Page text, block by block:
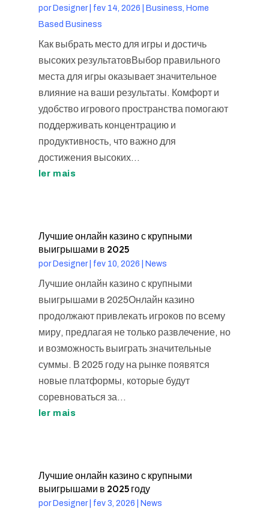
por Designer| fev 14, 2026
Business, Home
Based Business
Как выбрать место для игры и достичь
высоких результатовВыбор правильного
места для игры оказывает значительное
влияние на ваши результаты. Комфорт и
удобство игрового пространства помогают
поддерживать концентрацию и
продуктивность, что важно для
достижения высоких...
ler mais
Лучшие онлайн казино с крупными
выигрышами в 2025
por Designer| fev 10, 2026 News
Лучшие онлайн казино с крупными
выигрышами в 2025Онлайн казино
продолжают привлекать игроков по всему
миру, предлагая не только развлечение, но
и возможность выиграть значительные
суммы. В 2025 году на рынке появятся
новые платформы, которые будут
соревноваться за...
ler mais
Лучшие онлайн казино с крупными
выигрышами в 2025 году
por Designer| fev 3, 2026 News